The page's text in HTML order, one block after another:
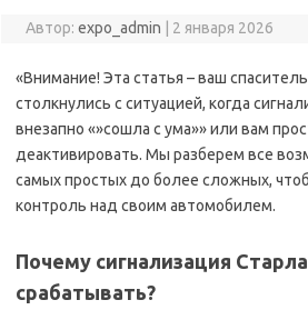
Автор: expo_admin 2 января 2026
«Внимание! Эта статья – ваш
столкнулись с ситуацией, когда
внезапно «»сошла с ума»» или вам
деактивировать. Мы разберем все
самых простых до более сложных,
контроль над своим автомобилем.
Почему сигнализация
срабатывать?